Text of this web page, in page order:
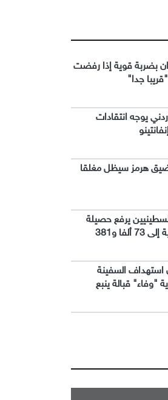
بضربة قوية إذا رفضت
جدا"
يوجه انتقادات
هرمز سيظل مغلقا
مقتل 4 فلسطينيين يرفع حصيلة
و381
استهداف السفينة
"وفاء" قبالة ينبع